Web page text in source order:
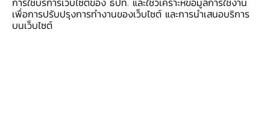
การเงินให้เพิ่มศักยภาพในการรับมือกับความท้าทาย
ต่าง ๆ รวมทั้งการพัฒนาเทคโนโลยีทางการเงินเพื่อ
เพื่อการปรับปรุงการทำงานของเว็บไซต์ และการนำเสนอบริการ
บนเว็บไซต์